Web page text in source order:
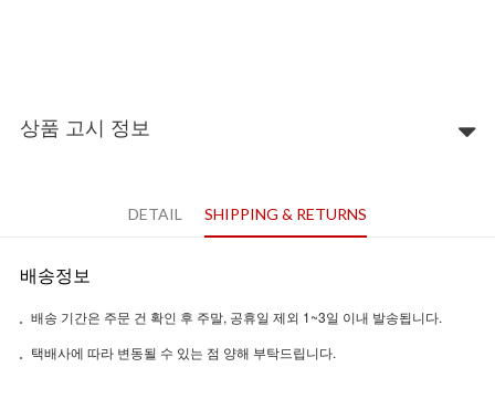
상품 고시 정보
DETAIL SHIPPING & RETURNS
배송정보
배송 기간은 주문 건 확인 후 주말, 공휴일 제외 1~3일 이내 발송됩니다.
택배사에 따라 변동될 수 있는 점 양해 부탁드립니다.